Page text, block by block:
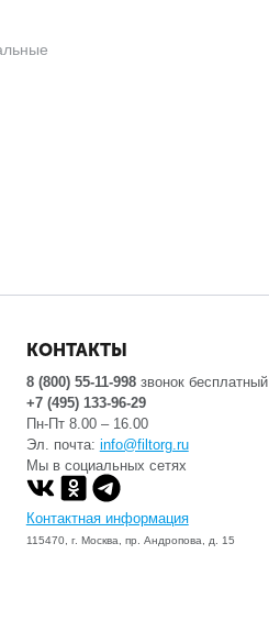
КОНТАКТЫ
8 (800) 55-11-998звонок бесплатный
+7 (495) 133-96-29
Пн-Пт 8.00 – 16.00
Эл. почта: info@filtorg.ru
Мы в социальных сетях
Контактная информация
115470, г. Москва, пр. Андропова, д. 15